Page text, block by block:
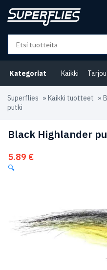
Kategoriat Kaikki
Superflies » Kaikki tuotteet »
putki
Black Highlander
5.89 €
🔍